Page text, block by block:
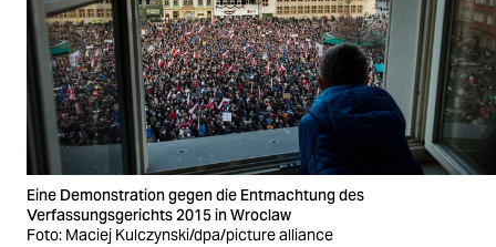
Eine Demonstration gegen die Entmachtung des
Verfassungsgerichts 2015 in Wroclaw
Foto: Maciej Kulczynski/dpa/picture alliance